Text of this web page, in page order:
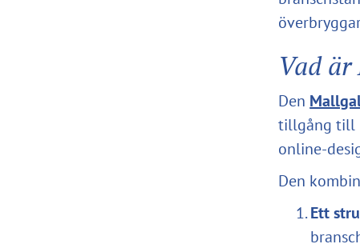
Vad
Den
tillgång till
online-
Den
Ett